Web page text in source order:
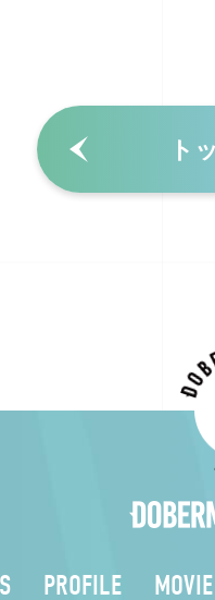
ト
PROFILE MOVIE